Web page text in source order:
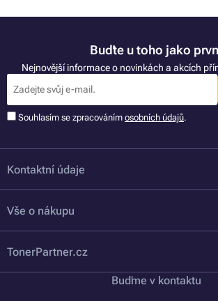
Buďte u toho jako
Nejnovější informace o novinkách a akcích
Souhlasím se zpracováním osobních údajů.
Kontaktní údaje
Vše o nákupu
TonerPartner.cz
Buďme v kontaktu